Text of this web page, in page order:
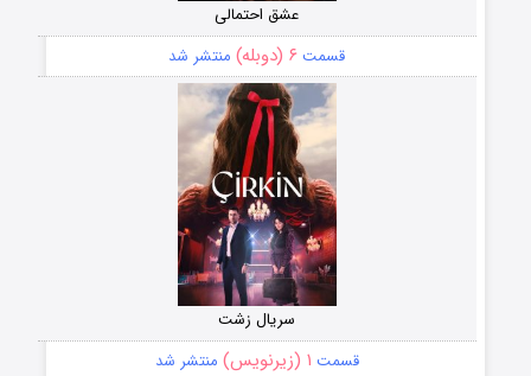
عشق احتمالی
قسمت ۶ (دوبله) منتشر شد
سریال زشت
قسمت ۱ (زیرنویس) منتشر شد